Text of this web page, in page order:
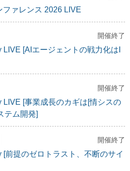
ァレンス 2026 LIVE
開催終了
LIVE [AIエージェントの戦力化はI
開催終了
LIVE [事業成長のカギは[情シスの
テム開発]
開催終了
[前提のゼロトラスト、不断のサイ